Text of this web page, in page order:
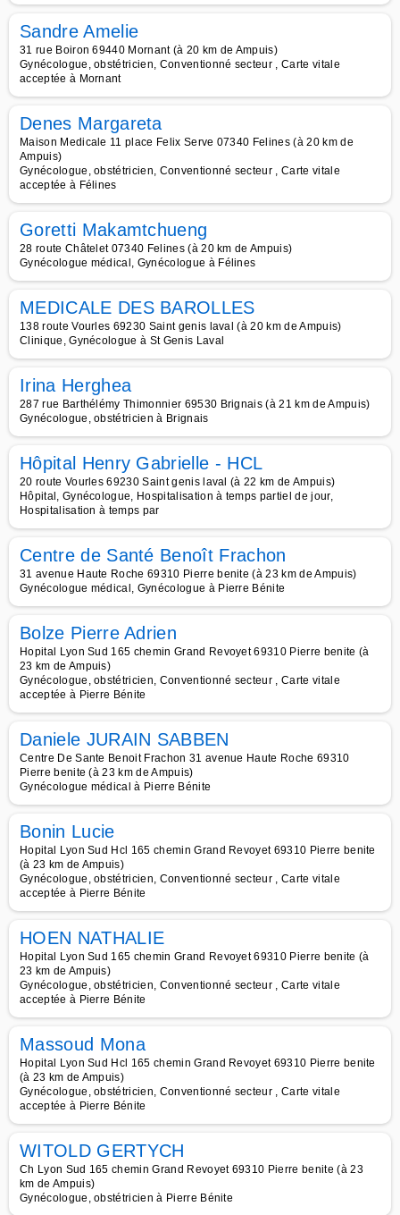
Sandre Amelie
31 rue Boiron 69440 Mornant (à 20 km de Ampuis)
Gynécologue, obstétricien, Conventionné secteur , Carte vitale
acceptée à Mornant
Denes Margareta
Maison Medicale 11 place Felix Serve 07340 Felines (à 20 km de
Ampuis)
Gynécologue, obstétricien, Conventionné secteur , Carte vitale
acceptée à Félines
Goretti Makamtchueng
28 route Châtelet 07340 Felines (à 20 km de Ampuis)
Gynécologue médical, Gynécologue à Félines
MEDICALE DES BAROLLES
138 route Vourles 69230 Saint genis laval (à 20 km de Ampuis)
Clinique, Gynécologue à St Genis Laval
Irina Herghea
287 rue Barthélémy Thimonnier 69530 Brignais (à 21 km de Ampuis)
Gynécologue, obstétricien à Brignais
Hôpital Henry Gabrielle - HCL
20 route Vourles 69230 Saint genis laval (à 22 km de Ampuis)
Hôpital, Gynécologue, Hospitalisation à temps partiel de jour,
Hospitalisation à temps par
Centre de Santé Benoît Frachon
31 avenue Haute Roche 69310 Pierre benite (à 23 km de Ampuis)
Gynécologue médical, Gynécologue à Pierre Bénite
Bolze Pierre Adrien
Hopital Lyon Sud 165 chemin Grand Revoyet 69310 Pierre benite (à
23 km de Ampuis)
Gynécologue, obstétricien, Conventionné secteur , Carte vitale
acceptée à Pierre Bénite
Daniele JURAIN SABBEN
Centre De Sante Benoit Frachon 31 avenue Haute Roche 69310
Pierre benite (à 23 km de Ampuis)
Gynécologue médical à Pierre Bénite
Bonin Lucie
Hopital Lyon Sud Hcl 165 chemin Grand Revoyet 69310 Pierre benite
(à 23 km de Ampuis)
Gynécologue, obstétricien, Conventionné secteur , Carte vitale
acceptée à Pierre Bénite
HOEN NATHALIE
Hopital Lyon Sud 165 chemin Grand Revoyet 69310 Pierre benite (à
23 km de Ampuis)
Gynécologue, obstétricien, Conventionné secteur , Carte vitale
acceptée à Pierre Bénite
Massoud Mona
Hopital Lyon Sud Hcl 165 chemin Grand Revoyet 69310 Pierre benite
(à 23 km de Ampuis)
Gynécologue, obstétricien, Conventionné secteur , Carte vitale
acceptée à Pierre Bénite
WITOLD GERTYCH
Ch Lyon Sud 165 chemin Grand Revoyet 69310 Pierre benite (à 23
km de Ampuis)
Gynécologue, obstétricien à Pierre Bénite